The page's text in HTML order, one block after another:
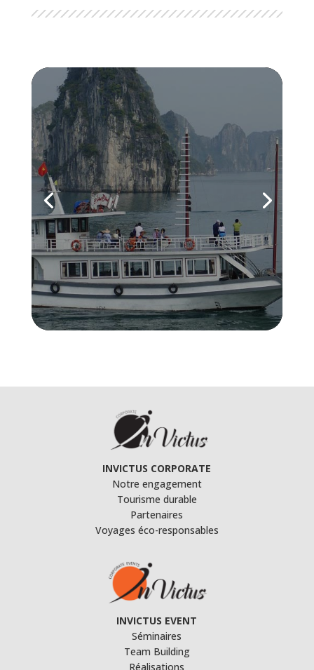
Vietnam
Le Vietnam est une destination
exceptionnelle faite de montagnes et de
plages magnifiques, de villes
dynamiques riches historiquement et
culturellement. Un voyage au Nord du
Vietnam, c’est l’assurance de s’évader et
de découvrir de somptueux sites : Hanoi,
la...
INVICTUS CORPORATE
Notre engagement
Tourisme durable
Partenaires
Voyages éco-responsables
INVICTUS EVENT
Séminaires
Team Building
Réalisations